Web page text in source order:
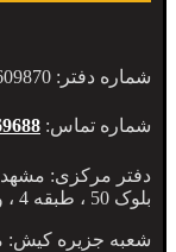
شماره دفتر: 05137609870
شماره تماس:
بلوک 50 ، طبقه 4 ، واحد 4 شرقی
شعبه جزیره کیش: